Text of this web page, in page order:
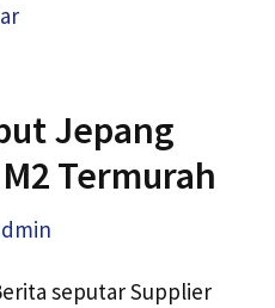
Jepang
Termurah
seputar Supplier